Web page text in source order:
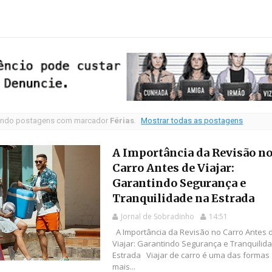
postagens com marcador Férias. Mostrar todas as postagens
A Importância da Revisão no
Carro Antes de Viajar:
Garantindo Segurança e
Tranquilidade na Estrada
Jornal de Sobradinho 14:51
A Importância da Revisão no Carro Antes
Viajar: Garantindo Segurança e
Estrada Viajar de carro é uma das formas
mais...